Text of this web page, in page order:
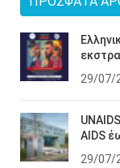
29/07/
AIDS
29/07/